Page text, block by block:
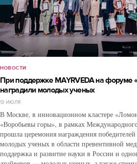
НОВОСТИ
При поддержке MAYRVEDA на форуме
наградили молодых ученых
13 ИЮЛЯ
В Москве, в инновационном кластере
«Воробьевы горы», в рамках
прошла церемония награждения
молодых ученых в области превентивной
поддержка и развитие науки в России и